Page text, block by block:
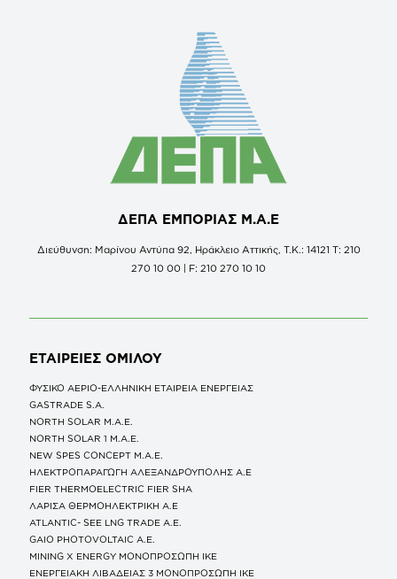
ΔΕΠΑ ΕΜΠΟΡΙΑΣ Μ.Α.Ε
Διεύθυνση: Μαρίνου Αντύπα 92, Ηράκλειο Αττικής, Τ.Κ.: 14121 Τ: 210
270 10 00 | F: 210 270 10 10
ΕΤΑΙΡΕΙΕΣ ΟΜΙΛΟΥ
ΦΥΣΙΚΟ ΑΕΡΙΟ-ΕΛΛΗΝΙΚΗ ΕΤΑΙΡΕΙΑ ΕΝΕΡΓΕΙΑΣ
GASTRADE S.A.
NORTH SOLAR M.Α.Ε.
NORTH SOLAR 1 M.Α.Ε.
NEW SPES CONCEPT Μ.Α.Ε.
ΗΛΕΚΤΡΟΠΑΡΑΓΩΓΗ ΑΛΕΞΑΝΔΡΟΥΠΟΛΗΣ A.E
FIER THERMOELECTRIC FIER SHA
ΛΑΡΙΣΑ ΘΕΡΜΟΗΛΕΚΤΡΙΚΗ A.E
ATLANTIC- SEE LNG TRADE A.E.
GAIO PHOTOVOLTAIC Α.Ε.
MINING X ENERGY ΜΟΝΟΠΡΟΣΩΠΗ ΙΚΕ
ΕΝΕΡΓΕΙΑΚΗ ΛΙΒΑΔΕΙΑΣ 3 ΜΟΝΟΠΡΟΣΩΠΗ ΙΚΕ